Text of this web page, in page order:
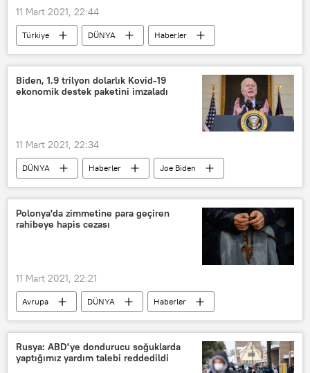
11 Mart 2021, 22:44
Türkiye DÜNYA
Haberler
Çocuk
pencere atlama
Biden, 1.9 trilyon dolarlık Kovid-19
ekonomik destek paketini imzaladı
11 Mart 2021, 22:34
DÜNYA Haberler
Joe Biden
ABD
Kovid-19 Destek
Polonya'da zimmetine para geçiren
rahibeye hapis cezası
11 Mart 2021, 22:21
Avrupa DÜNYA
Haberler
Polonya
zimmet Rahibe
Rusya: ABD'ye dondurucu soğuklarda
yaptığımız yardım talebi reddedildi